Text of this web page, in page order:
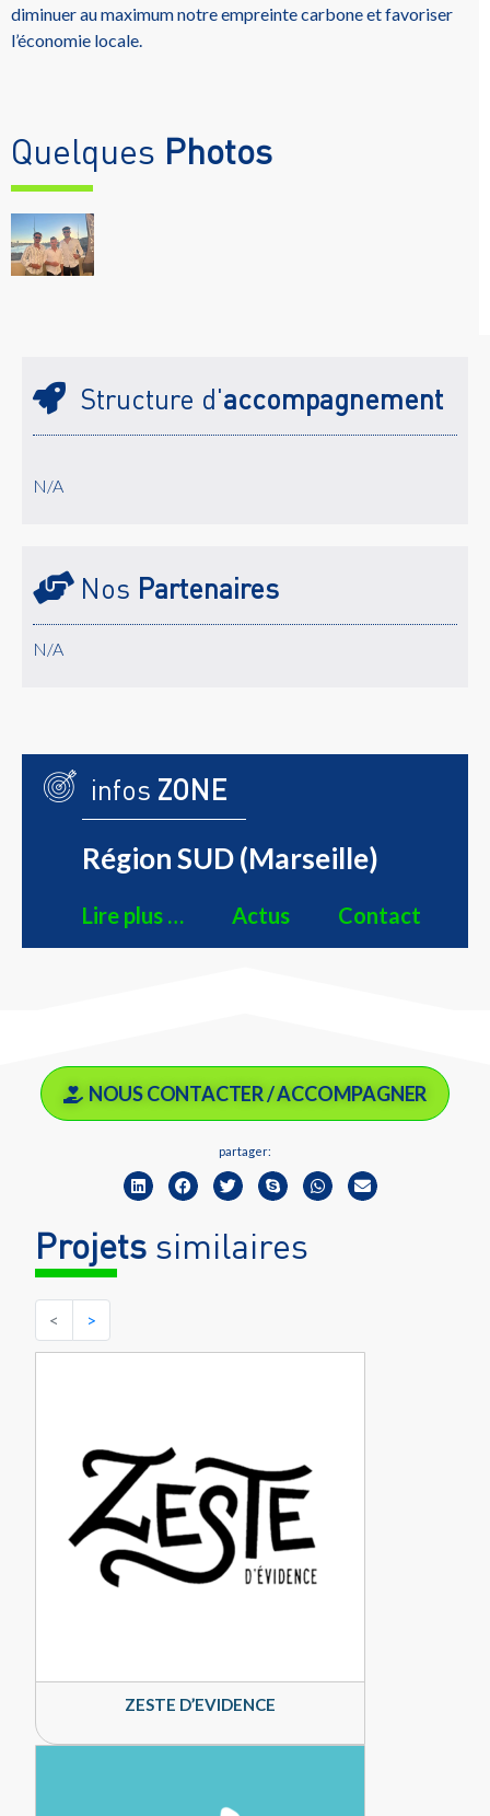
diminuer au maximum notre empreinte carbone et favoriser
l’économie locale.
Quelques Photos
Structure d'accompagnement
N/A
Nos Partenaires
N/A
infos ZONE
Région SUD (Marseille)
Lire plus … Actus Contact
NOUS CONTACTER / ACCOMPAGNER
partager:
Projets similaires
< >
ZESTE D’EVIDENCE